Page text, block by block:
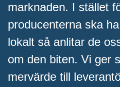
marknaden. I stället
producenterna ska
lokalt så anlitar de
om den biten. Vi ger
mervärde till